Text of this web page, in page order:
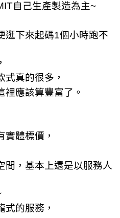
自己生產製造為主~
逛下來起碼1個小時跑不
真的很多，
裡應該算豐富了。
實體標價，
間，基本上還是以服務人
式的服務，